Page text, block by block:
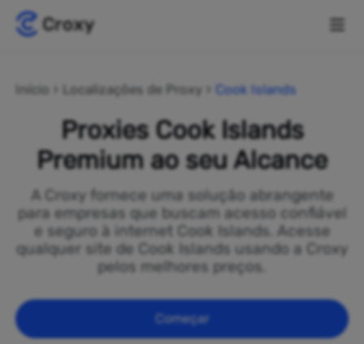
Início Localizações de Proxy Cook Islands
Proxies Cook Islands
Premium ao seu Alcance
A Croxy fornece uma solução abrangente
para empresas que buscam acesso confiável
e seguro à internet Cook Islands. Acesse
qualquer site de Cook Islands usando a Croxy
pelos melhores preços.
Começar